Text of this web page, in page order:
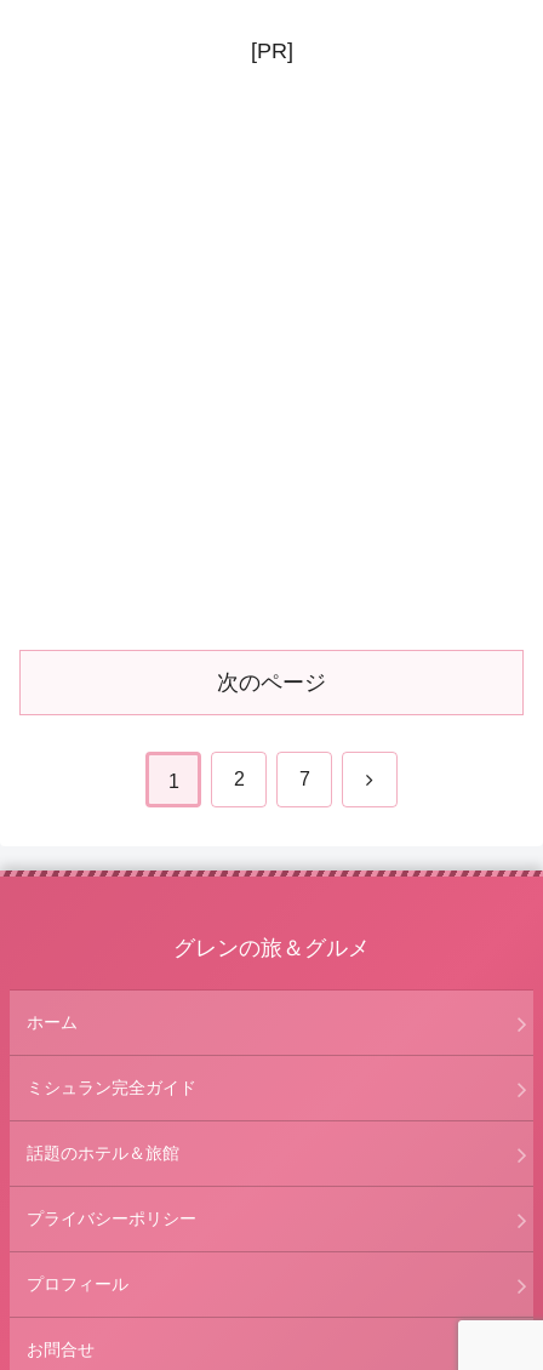
[PR]
次のページ
1 2 7 次
グレンの旅＆グルメ
ホーム
ミシュラン完全ガイド
話題のホテル＆旅館
プライバシーポリシー
プロフィール
お問合せ